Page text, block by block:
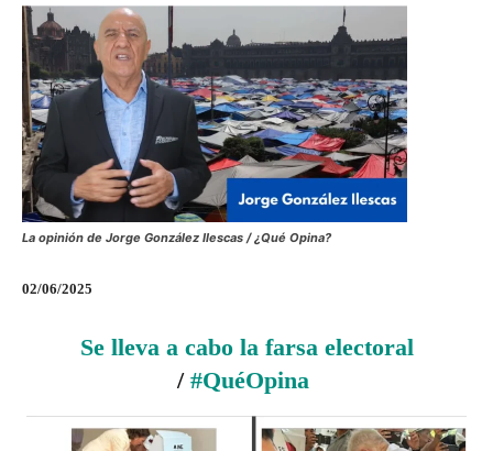
La opinión de Jorge González Ilescas / ¿Qué Opina?
02/06/2025
Se lleva a cabo la farsa electoral
/ #QuéOpina